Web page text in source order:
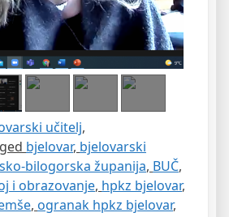
učitelj,
bjelovar, bjelovarski
bilogorska županija, BUČ,
i obrazovanje, hpkz bjelovar,
, ogranak hpkz bjelovar,